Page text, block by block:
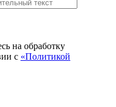
на обработку
с «Политикой